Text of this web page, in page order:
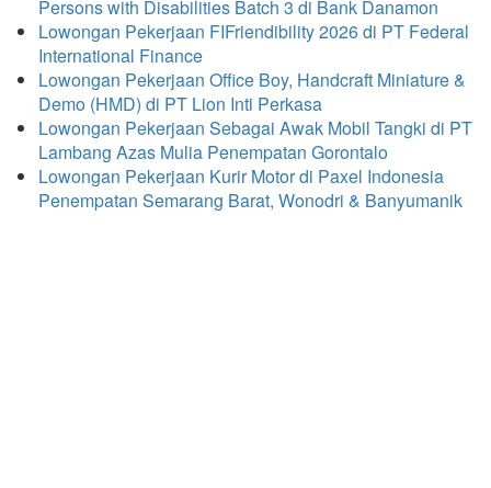
Persons with Disabilities Batch 3 di Bank Danamon
Lowongan Pekerjaan FIFriendibility 2026 di PT Federal
International Finance
Lowongan Pekerjaan Office Boy, Handcraft Miniature &
Demo (HMD) di PT Lion Inti Perkasa
Lowongan Pekerjaan Sebagai Awak Mobil Tangki di PT
Lambang Azas Mulia Penempatan Gorontalo
Lowongan Pekerjaan Kurir Motor di Paxel Indonesia
Penempatan Semarang Barat, Wonodri & Banyumanik